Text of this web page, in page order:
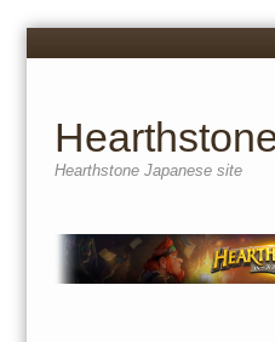
Menu
Hearthstone Japanese site